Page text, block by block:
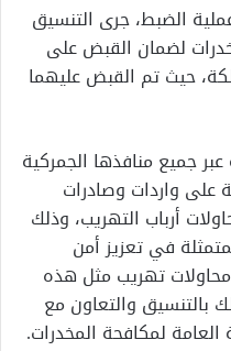
الضبط، جرى التنسيق
لضمان القبض على
حيث تم القبض عليهما
جميع منافذها الجمركية
على واردات وصادرات
أرباب التهريب، وذلك
في تعزيز أمن
تهريب مثل هذه
بالتنسيق والتعاون مع
العامة لمكافحة المخدرات.